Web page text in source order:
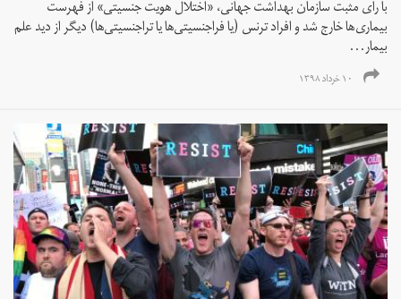
با رای مثبت سازمان بهداشت جهانی، «اختلال هویت جنسیتی» از فهرست
بیماری‌ها خارج شد و افراد ترنس (یا فراجنسیتی‌ها یا تراجنسیتی‌ها) دیگر از دید علم
بیمار...
۱۰ خرداد ۱۳۹۸